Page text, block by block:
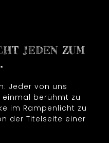
JEDEN ZUM
Jeder von uns
berühmt zu
im Rampenlicht zu
der Titelseite einer